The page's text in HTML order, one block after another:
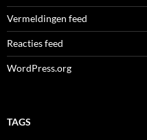
Vermeldingen feed
Reacties feed
WordPress.org
TAGS